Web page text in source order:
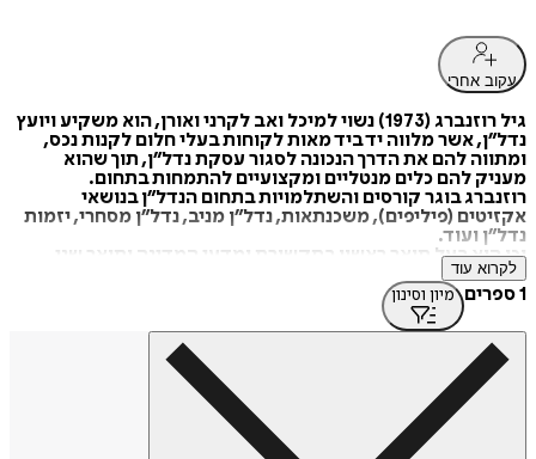
עקוב אחרי
גיל רוזנברג (1973) נשוי למיכל ואב לקרני ואורן, הוא משקיע ויועץ
נדל”ן, אשר מלווה יד ביד מאות לקוחות בעלי חלום לקנות נכס,
ומתווה להם את הדרך הנכונה לסגור עסקת נדל”ן, תוך שהוא
מעניק להם כלים מנטליים ומקצועיים להתמחות בתחום.
רוזנברג בוגר קורסים והשתלמויות בתחום הנדל”ן בנושאי
אקזיטים (פיליפים), משכנתאות, נדל”ן מניב, נדל”ן מסחרי, יזמות
נדל”ן ועוד.
וכן הוא בעל תואר ראשון בתקשורת ומדעי המדינה ותואר שני
במנהל עסקים עם התמחות
לקרוא עוד
1 ספרים מיון וסינון